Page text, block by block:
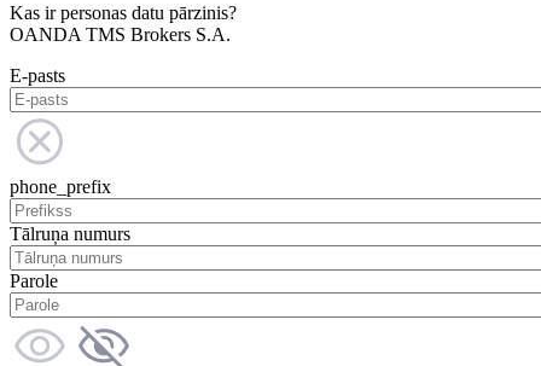
Kas ir personas datu pārzinis?
OANDA TMS Brokers S.A.
E-pasts
phone_prefix
Tālruņa numurs
Parole